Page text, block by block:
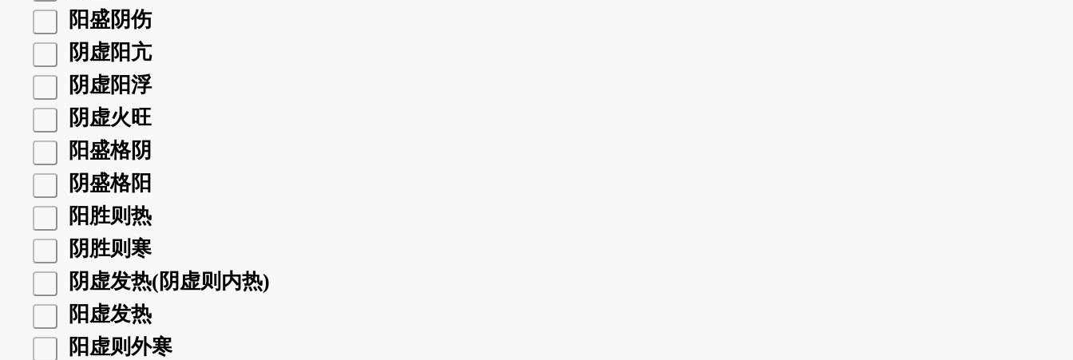
阳盛阴伤
阴虚阳亢
阴虚阳浮
阴虚火旺
阳盛格阴
阴盛格阳
阳胜则热
阴胜则寒
阴虚发热(阴虚则内热)
阳虚发热
阳虚则外寒